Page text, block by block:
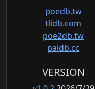
poedb.tw
tlidb.com
poe2db.tw
paldb.cc
VERSION